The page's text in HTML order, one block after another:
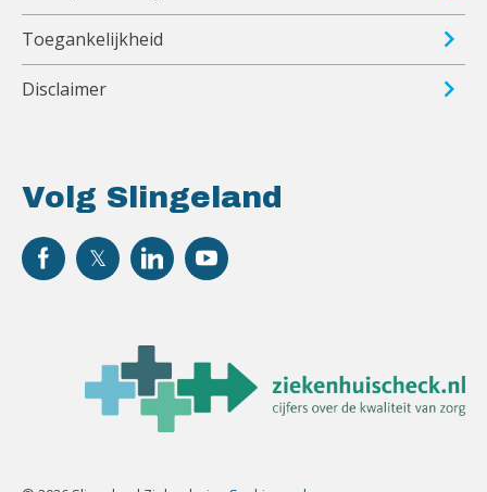
Volg Slingeland
Toegankelijkheid
Disclaimer